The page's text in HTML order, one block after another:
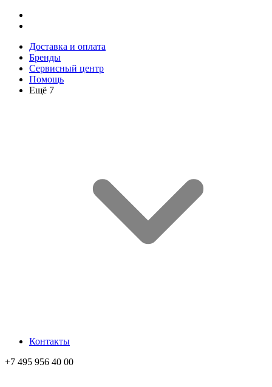
Доставка и оплата
Бренды
Сервисный центр
Помощь
Ещё 7
Контакты
+7 495 956 40 00